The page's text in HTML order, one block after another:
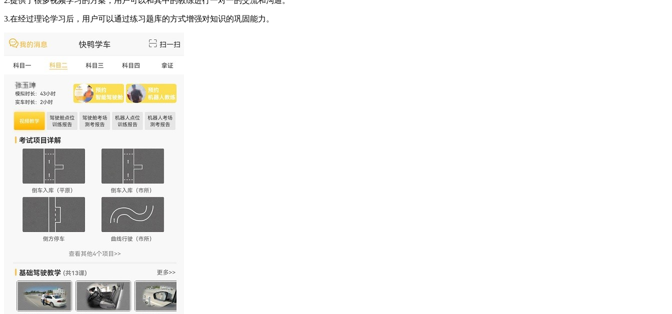
3.在经过理论学习后，用户可以通过练习题库的方式增强对知识的巩固能力。